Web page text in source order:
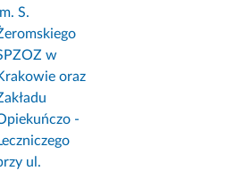
S.
w
oraz
-
ul.